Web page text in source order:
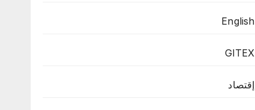
English
GITEX
إقتصاد